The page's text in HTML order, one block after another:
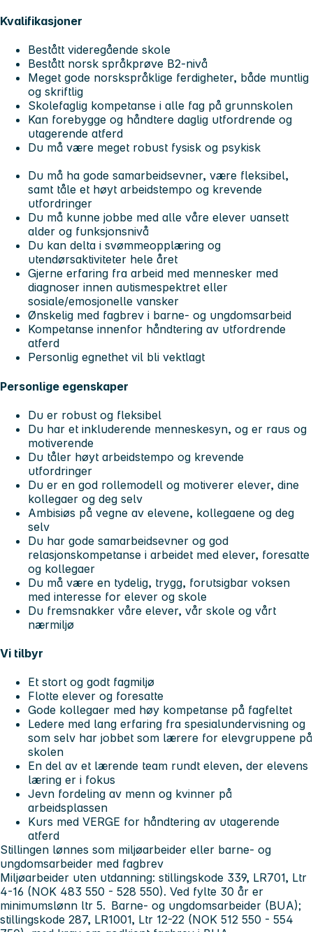
Kvalifikasjoner
Bestått videregående skole
Bestått norsk språkprøve B2-nivå
Meget gode norskspråklige ferdigheter, både muntlig
og skriftlig
Skolefaglig kompetanse i alle fag på grunnskolen
Kan forebygge og håndtere daglig utfordrende og
utagerende atferd
Du må være meget robust fysisk og psykisk
Du må ha gode samarbeidsevner, være fleksibel,
samt tåle et høyt arbeidstempo og krevende
utfordringer
Du må kunne jobbe med alle våre elever uansett
alder og funksjonsnivå
Du kan delta i svømmeopplæring og
utendørsaktiviteter hele året
Gjerne erfaring fra arbeid med mennesker med
diagnoser innen autismespektret eller
sosiale/emosjonelle vansker
Ønskelig med fagbrev i barne- og ungdomsarbeid
Kompetanse innenfor håndtering av utfordrende
atferd
Personlig egnethet vil bli vektlagt
Personlige egenskaper
Du er robust og fleksibel
Du har et inkluderende menneskesyn, og er raus og
motiverende
Du tåler høyt arbeidstempo og krevende
utfordringer
Du er en god rollemodell og motiverer elever, dine
kollegaer og deg selv
Ambisiøs på vegne av elevene, kollegaene og deg
selv
Du har gode samarbeidsevner og god
relasjonskompetanse i arbeidet med elever, foresatte
og kollegaer
Du må være en tydelig, trygg, forutsigbar voksen
med interesse for elever og skole
Du fremsnakker våre elever, vår skole og vårt
nærmiljø
Vi tilbyr
Et stort og godt fagmiljø
Flotte elever og foresatte
Gode kollegaer med høy kompetanse på fagfeltet
Ledere med lang erfaring fra spesialundervisning og
som selv har jobbet som lærere for elevgruppene på
skolen
En del av et lærende team rundt eleven, der elevens
læring er i fokus
Jevn fordeling av menn og kvinner på
arbeidsplassen
Kurs med VERGE for håndtering av utagerende
atferd
Stillingen lønnes som miljøarbeider eller barne- og
ungdomsarbeider med fagbrev
Miljøarbeider uten utdanning: stillingskode 339, LR701, Ltr
4-16 (NOK 483 550 - 528 550). Ved fylte 30 år er
minimumslønn ltr 5. Barne- og ungdomsarbeider (BUA);
stillingskode 287, LR1001, Ltr 12-22 (NOK 512 550 - 554